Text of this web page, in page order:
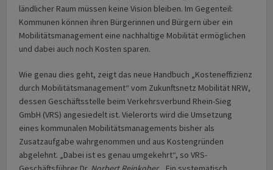
ländlicher Raum müssen keine Vision bleiben. Im Gegenteil:
Kommunen können ihren Bürgerinnen und Bürgern über ein
Mobilitätsmanagement eine nachhaltige Mobilität ermöglichen
und dabei auch noch Kosten sparen.
Wie genau dies geht, zeigt das neue Handbuch „Kosteneffizienz
durch Mobilitätsmanagement“ vom Zukunftsnetz Mobilität NRW,
dessen Geschäftsstelle beim Verkehrsverbund Rhein-Sieg
GmbH (VRS) angesiedelt ist. Vielerorts wird die Umsetzung
eines kommunalen Mobilitätsmanagements bisher als
Zusatzaufgabe wahrgenommen und aus Kostengründen
abgelehnt. „Dabei ist es genau umgekehrt“, so VRS-